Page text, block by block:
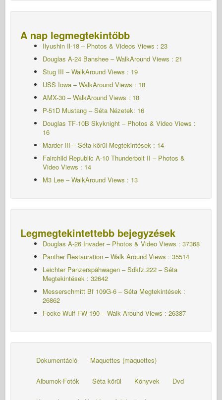
A nap legmegtekintőbb
Ilyushin Il-18 – Photos & Videos Views : 23
Douglas A-24 Banshee – WalkAround Views : 21
Stug III – WalkAround Views : 19
USS Iowa – WalkAround Views : 18
AMX-30 – WalkAround Views : 18
P-51D Mustang – Séta Nézetek: 16
Douglas TF-10B Skyknight – Photos & Video Views :
16
Marder III – Séta körül Megtekintések : 14
Fairchild Republic A-10 Thunderbolt II – Photos &
Video Views : 14
M3 Lee – WalkAround Views : 13
Legmegtekintettebb bejegyzések
Douglas A-26 Invader – Photos & Video Views : 37368
Panther Restauration – Walk Around Views : 35514
Leichter Panzerspähwagen – Sdkfz.222 – Séta
Megtekintések : 32642
Messerschmitt Bf 109G-6 – Séta Megtekintések :
26862
Focke-Wulf FW-190 – Walk Around Views : 26387
Dokumentáció Maquettes (maquettes)
Albumok-Fotók Séta körül Könyvek Dvd